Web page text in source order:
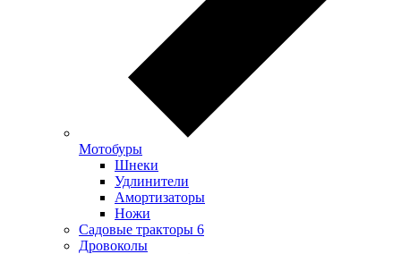
Мотобуры
Шнеки
Удлинители
Амортизаторы
Ножи
Садовые тракторы 6
Дровоколы